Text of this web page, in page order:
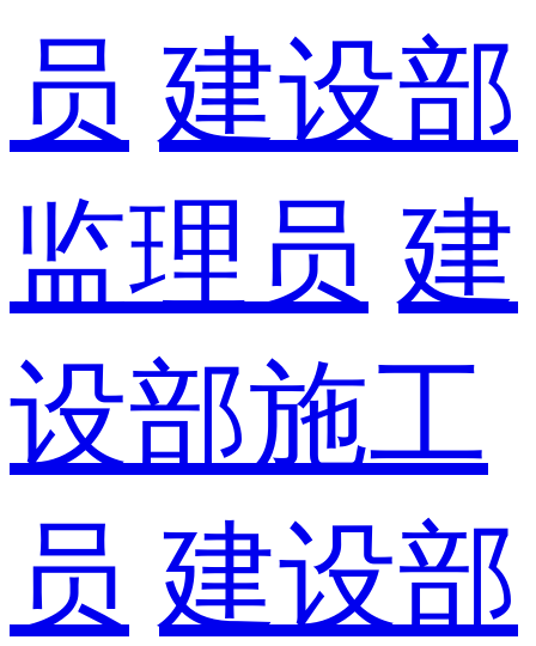
员 建设部
监理员 建
设部施工
员 建设部